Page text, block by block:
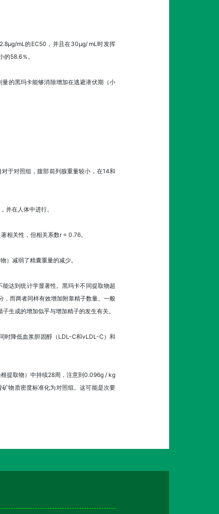
mL的EC50，并且在30μg/ mL时发挥
58.6％。
的黑玛卡能够消除增加在逃避潜伏期（小
于对照组，腹部前列腺重量较小，在14和
并在人体中进行。
相关性，但相关系数r = 0.76。
）减弱了精囊重量的减少。
达到统计学显著性。黑玛卡不同提取物超
而两者同样有效增加附睾精子数量。一般
生成的增加似乎与增加精子的发生有关。
时降低血浆胆固醇（LDL-C和vLDL-C）和
提取物）中持续28周，注意到0.096g / kg
物质密度标准化为对照组。这可能是次要